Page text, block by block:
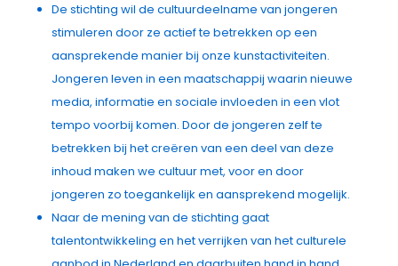
De stichting wil de cultuurdeelname van jongeren
stimuleren door ze actief te betrekken op een
aansprekende manier bij onze kunstactiviteiten.
Jongeren leven in een maatschappij waarin nieuwe
media, informatie en sociale invloeden in een vlot
tempo voorbij komen. Door de jongeren zelf te
betrekken bij het creëren van een deel van deze
inhoud maken we cultuur met, voor en door
jongeren zo toegankelijk en aansprekend mogelijk.
Naar de mening van de stichting gaat
talentontwikkeling en het verrijken van het culturele